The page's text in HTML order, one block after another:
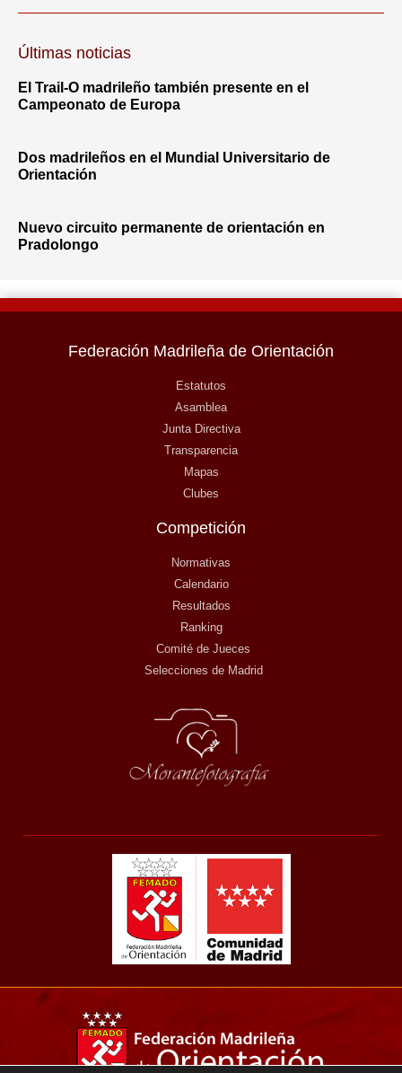
Últimas noticias
El Trail-O madrileño también presente en el
Campeonato de Europa
Dos madrileños en el Mundial Universitario de
Orientación
Nuevo circuito permanente de orientación en
Pradolongo
Federación Madrileña de Orientación
Estatutos
Asamblea
Junta Directiva
Transparencia
Mapas
Clubes
Competición
Normativas
Calendario
Resultados
Ranking
Comité de Jueces
Selecciones de Madrid